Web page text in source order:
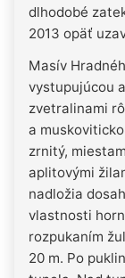
dlhodobé
2013 opäť
Masív
vystupujúcou
zvetralinami
a
zrnitý,
aplitovými
nadložia
vlastnosti
rozpukaním
20 m. Po